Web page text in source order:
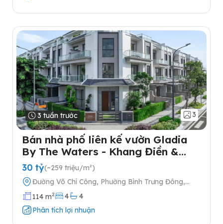
3 tuần trước 3
Bán nhà phố liên kế vườn Gladia
By The Waters - Khang Điền &
Keppel tại Quận 2
30 tỷ(~259 triệu/m²)
Đường Võ Chí Công, Phường Bình Trưng Đông,
Quận 2, Thành phố Hồ Chí Minh
114 m2 4
4
Phân tích lợi nhuận